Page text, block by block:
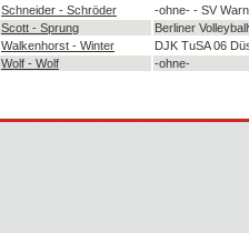
Schneider - Schröder
-ohne- - SV
Scott - Sprung
Berliner
Walkenhorst - Winter
DJK TuSA 06
Wolf - Wolf
-ohne-